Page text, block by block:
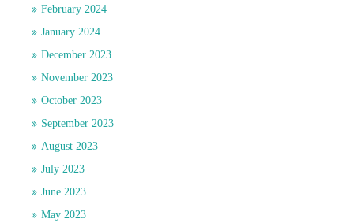
February 2024
January 2024
December 2023
November 2023
October 2023
September 2023
August 2023
July 2023
June 2023
May 2023